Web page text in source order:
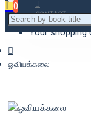
CONTACT
0
Your shopping
ஓவியக்கலை